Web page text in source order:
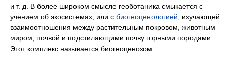
и т. д. В более широком смысле геоботаника смыкается с
учением об экосистемах, или с биогеоценологией , изучающей
взаимоотношения между растительным покровом, животным
миром, почвой и подстилающими почву горными породами.
Этот комплекс называется биогеоценозом.